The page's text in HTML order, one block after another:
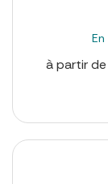
à partir de